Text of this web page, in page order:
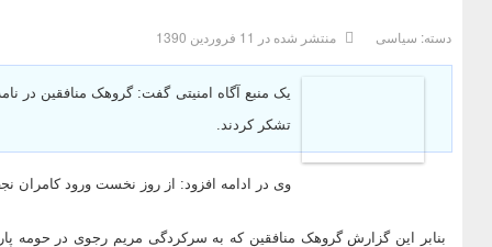
دسته: سیاسی منتشر شده در 11 فروردين 1390
یک منبع آگاه امنیتی گفت: گروهک منافقین در
تشکر کردند.
وی در ادامه افزود: از روز نخست ورود کامران
بنابر اين گزارش گروهک منافقین که به سرکردگی مریم رجوی در حومه